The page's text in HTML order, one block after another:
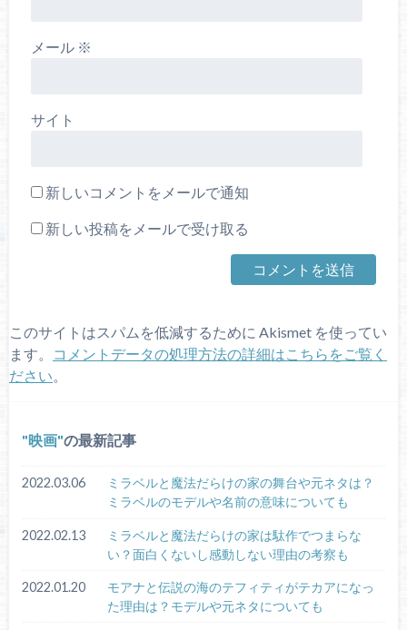
メール ※
サイト
新しいコメントをメールで通知
新しい投稿をメールで受け取る
このサイトはスパムを低減するために Akismet を使ってい
ます。
コメントデータの処理方法の詳細はこちらをご覧く
ださい
映画 の最新記事
2022.03.06
ミラベルと魔法だらけの家の舞台や元ネタは？
ミラベルのモデルや名前の意味についても
2022.02.13
ミラベルと魔法だらけの家は駄作でつまらな
い？面白くないし感動しない理由の考察も
2022.01.20
モアナと伝説の海のテフィティがテカアになっ
た理由は？モデルや元ネタについても